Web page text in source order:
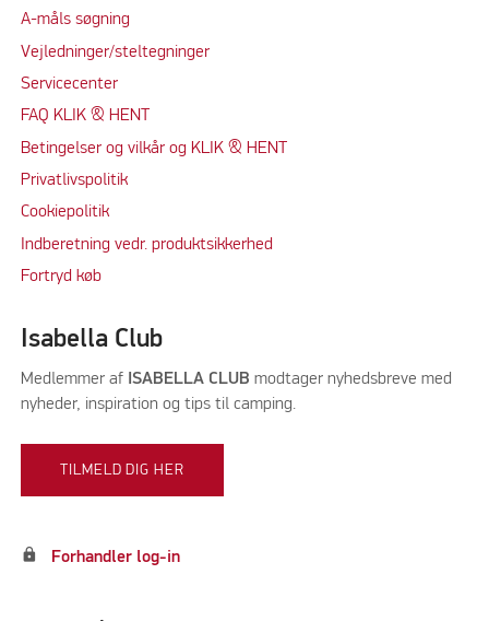
A-måls søgning
Vejledninger/steltegninger
Servicecenter
FAQ KLIK & HENT
Betingelser og vilkår og KLIK & HENT
Privatlivspolitik
Cookiepolitik
Indberetning vedr. produktsikkerhed
Fortryd køb
Isabella Club
Medlemmer afISABELLA CLUB modtager nyhedsbreve med
nyheder, inspiration og tips til camping.
TILMELD DIG HER
lock Forhandler log-in